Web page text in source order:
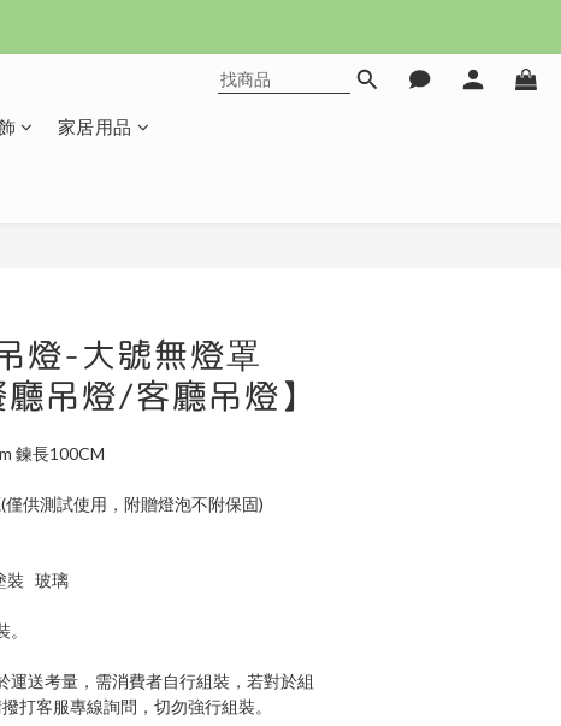
家居用品
燈-大號無燈罩
廳吊燈/客廳吊燈】
鍊長100CM
(僅供測試使用，附贈燈泡不附保固)
裝   玻璃
運送考量，需消費者自行組裝，若對於組
打客服專線詢問，切勿強行組裝。